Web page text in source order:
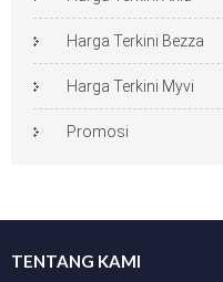
Harga Terkini Bezza
Harga Terkini Myvi
Promosi
TENTANG KAMI